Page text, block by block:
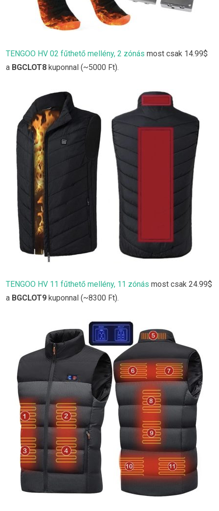
TENGOO HV 02 fűthető mellény, 2 zónás most csak 14.99$
a BGCLOT8 kuponnal (~5000 Ft).
TENGOO HV 11 fűthető mellény, 11 zónás most csak 24.99$
a BGCLOT9 kuponnal (~8300 Ft).